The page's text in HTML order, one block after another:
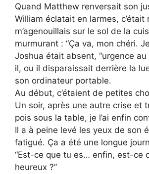
Quand Matthew renversait son
William éclatait en larmes, c’était
m’agenouillais sur le sol de la
murmurant : “Ça va, mon chéri.
Joshua était absent, “urgence au
il, ou il disparaissait derrière la
son ordinateur portable.
Au début, c’étaient de petites
Un soir, après une autre crise et
pois sous la table, je l’ai enfin
Il a à peine levé les yeux de son
fatigué. Ça a été une longue
“Est-ce que tu es… enfin, est-ce
heureux ?”